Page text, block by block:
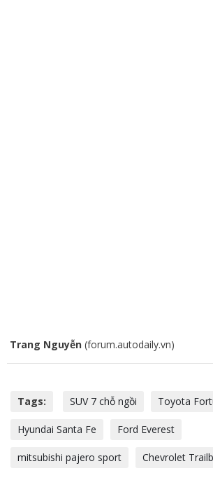
Trang Nguyễn (forum.autodaily.vn)
Tags: SUV 7 chỗ ngồi Toyota
Hyundai Santa Fe Ford Everest
mitsubishi pajero sport Chevrolet